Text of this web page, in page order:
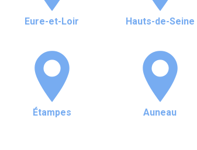
Eure-et-Loir Hauts-de-Seine
Étampes Auneau